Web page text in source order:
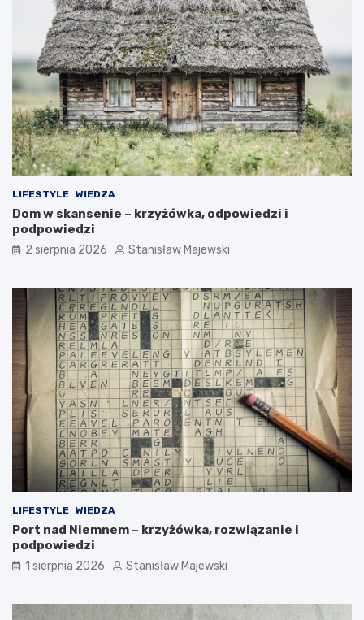
LIFESTYLE WIEDZA
Dom w skansenie – krzyżówka, odpowiedzi i
podpowiedzi
2 sierpnia 2026 Stanisław Majewski
LIFESTYLE WIEDZA
Port nad Niemnem – krzyżówka, rozwiązanie i
podpowiedzi
1 sierpnia 2026 Stanisław Majewski